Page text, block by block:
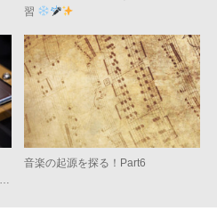
習
…
音楽の起源を探る！Part6